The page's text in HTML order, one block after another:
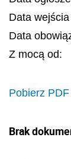
Data
Data
Z mocą od:
Pobierz PDF
Brak